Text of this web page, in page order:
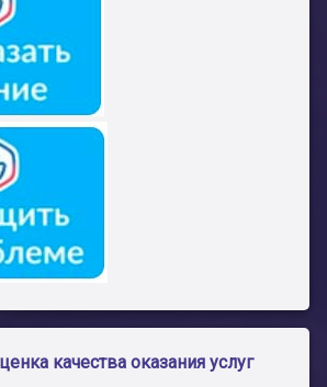
качества оказания услуг